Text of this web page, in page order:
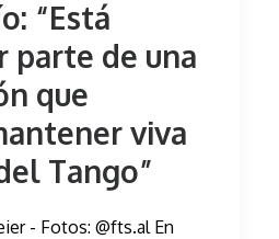
“Está
parte de una
que
viva
Tango”
- Fotos: @fts.al En